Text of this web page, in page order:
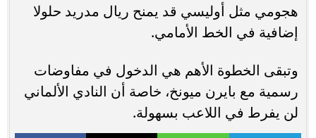
هجومي مثل أوليسي قد يمنح ريال مدريد حلولا
إضافية في الخط الأمامي.
وتبقى الخطوة الأهم هي الدخول في مفاوضات
رسمية مع بايرن ميونخ، خاصة أن النادي الألماني
لن يفرط في اللاعب بسهولة.